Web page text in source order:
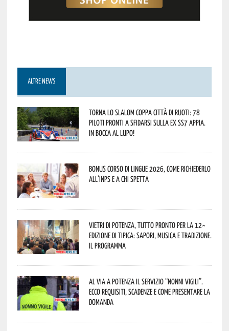
ALTRE NEWS
Torna lo Slalom Coppa Città di Ruoti: 78
piloti pronti a sfidarsi sulla ex SS7 Appia.
In bocca al lupo!
Bonus corso di lingue 2026, come richiederlo
all’INPS e a chi spetta
Vietri di Potenza, tutto pronto per la 12^
Edizione di Tipica: sapori, musica e tradizione.
Il programma
Al via a Potenza il servizio “Nonni Vigili”.
Ecco requisiti, scadenze e come presentare la
domanda